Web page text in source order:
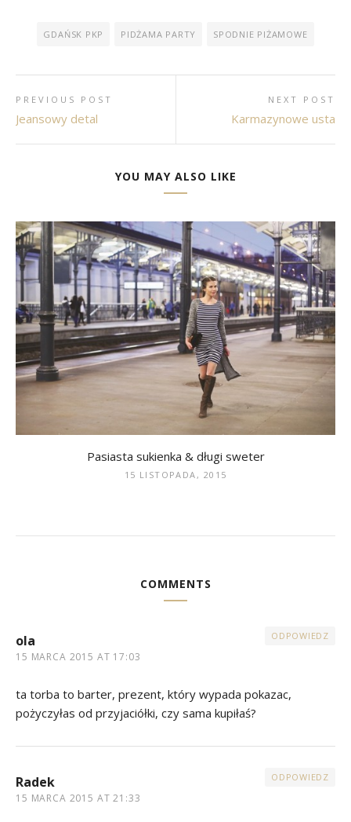
GDAŃSK PKP PIDŻAMA PARTY SPODNIE PIŻAMOWE
PREVIOUS POST
Jeansowy detal
NEXT POST
Karmazynowe usta
YOU MAY ALSO LIKE
Pasiasta sukienka & długi sweter
15 LISTOPADA, 2015
COMMENTS
ola
15 MARCA 2015 AT 17:03
ODPOWIEDZ
ta torba to barter, prezent, który wypada pokazac,
pożyczyłas od przyjaciółki, czy sama kupiłaś?
Radek
15 MARCA 2015 AT 21:33
ODPOWIEDZ